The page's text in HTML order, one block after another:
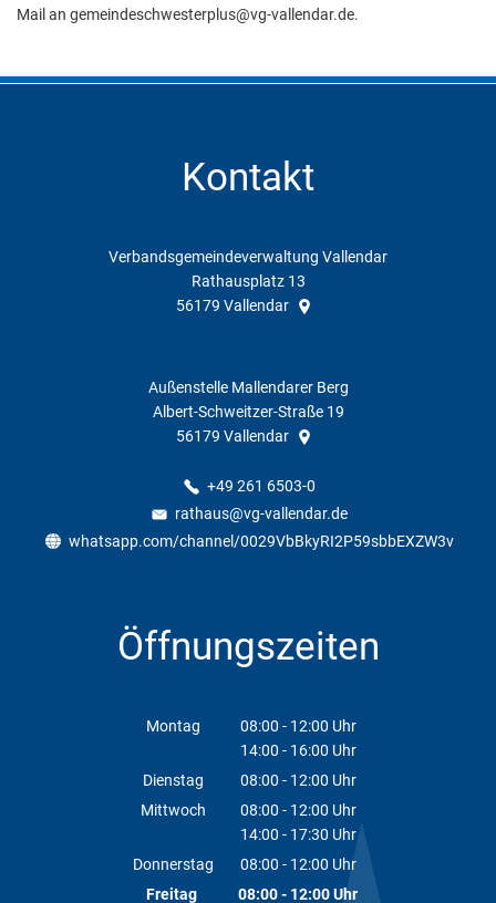
Mail an gemeindeschwesterplus@vg-vallendar.de.
Kontakt
Verbandsgemeindeverwaltung Vallendar
Rathausplatz 13
56179 Vallendar
Außenstelle Mallendarer Berg
Albert-Schweitzer-Straße 19
56179 Vallendar
+49 261 6503-0
rathaus@vg-vallendar.de
whatsapp.com/channel/0029VbBkyRI2P59sbbEXZW3v
Öffnungszeiten
Montag 08:00 - 12:00 Uhr
Von 08:00 bis 12:00 Uhr
14:00 - 16:00 Uhr
Von 14:00 bis 16:00 Uhr
Dienstag 08:00 - 12:00 Uhr
Von 08:00 bis 12:00 Uhr
Mittwoch 08:00 - 12:00 Uhr
Von 08:00 bis 12:00 Uhr
14:00 - 17:30 Uhr
Von 14:00 bis 17:30 Uhr
Donnerstag 08:00 - 12:00 Uhr
Von 08:00 bis 12:00 Uhr
Freitag 08:00- 12:00Uhr